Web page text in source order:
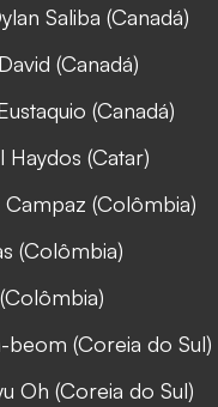
Saliba (Canadá)
(Canadá)
(Canadá)
Haydos (Catar)
(Colômbia)
(Colômbia)
beom (Coreia do Sul)
Oh (Coreia do Sul)